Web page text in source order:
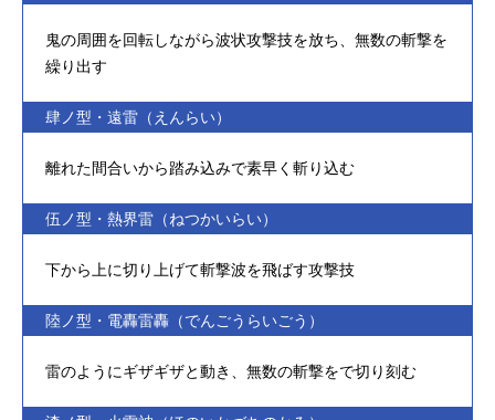
鬼の周囲を回転しながら波状攻撃技を放ち、無数の斬撃を
繰り出す
肆ノ型・遠雷（えんらい）
離れた間合いから踏み込みで素早く斬り込む
伍ノ型・熱界雷（ねつかいらい）
下から上に切り上げて斬撃波を飛ばす攻撃技
陸ノ型・電轟雷轟（でんごうらいごう）
雷のようにギザギザと動き、無数の斬撃をで切り刻む